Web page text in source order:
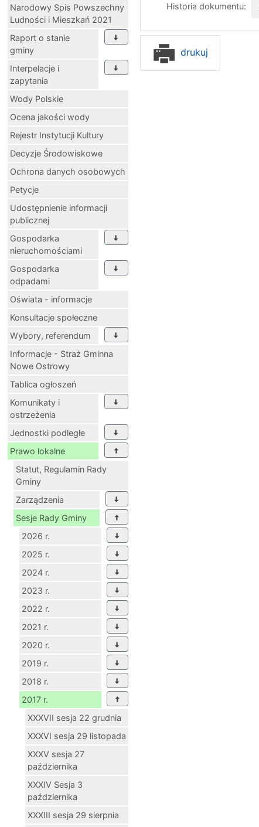
Narodowy Spis Powszechny
Ludności i Mieszkań 2021
Raport o stanie
gminy
Interpelacje i
zapytania
Wody Polskie
Ocena jakości wody
Rejestr Instytucji Kultury
Decyzje Środowiskowe
Ochrona danych osobowych
Petycje
Udostępnienie informacji
publicznej
Gospodarka
nieruchomościami
Gospodarka
odpadami
Oświata - informacje
Konsultacje społeczne
Wybory, referendum
Informacje - Straż Gminna
Nowe Ostrowy
Tablica ogłoszeń
Komunikaty i
ostrzeżenia
Jednostki podległe
Prawo lokalne
Statut, Regulamin Rady
Gminy
Zarządzenia
Sesje Rady Gminy
2026 r.
2025 r.
2024 r.
2023 r.
2022 r.
2021 r.
2020 r.
2019 r.
2018 r.
2017 r.
XXXVII sesja 22 grudnia
XXXVI sesja 29 listopada
XXXV sesja 27
października
XXXIV Sesja 3
października
XXXIII sesja 29 sierpnia
Historia dokumentu:
drukuj